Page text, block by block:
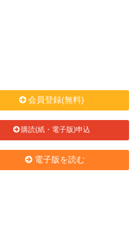
会員登録(無料)
購読(紙・電子版)申込
電子版を読む